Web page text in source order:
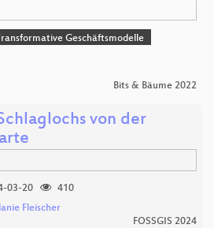
Geschäftsmodelle
Bits & Bäume 2022
von der
03-20
410
Fleischer
FOSSGIS 2024